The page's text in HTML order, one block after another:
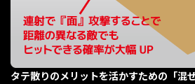
タテ散りのメリットを活かすための「混ぜ